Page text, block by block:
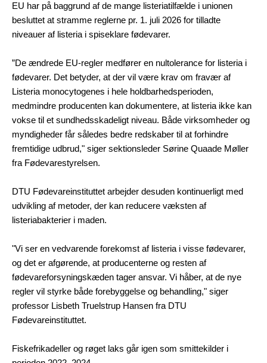
EU har på baggrund af de mange listeriatilfælde i unionen
besluttet at stramme reglerne pr. 1. juli 2026 for tilladte
niveauer af listeria i spiseklare fødevarer.
”De ændrede EU-regler medfører en nultolerance for listeria i
fødevarer. Det betyder, at der vil være krav om fravær af
Listeria monocytogenes i hele holdbarhedsperioden,
medmindre producenten kan dokumentere, at listeria ikke kan
vokse til et sundhedsskadeligt niveau. Både virksomheder og
myndigheder får således bedre redskaber til at forhindre
fremtidige udbrud," siger sektionsleder Sørine Quaade Møller
fra Fødevarestyrelsen.
DTU Fødevareinstituttet arbejder desuden kontinuerligt med
udvikling af metoder, der kan reducere væksten af
listeriabakterier i maden.
"Vi ser en vedvarende forekomst af listeria i visse fødevarer,
og det er afgørende, at producenterne og resten af
fødevareforsyningskæden tager ansvar. Vi håber, at de nye
regler vil styrke både forebyggelse og behandling," siger
professor Lisbeth Truelstrup Hansen fra DTU
Fødevareinstituttet.
Fiskefrikadeller og røget laks går igen som smittekilder i